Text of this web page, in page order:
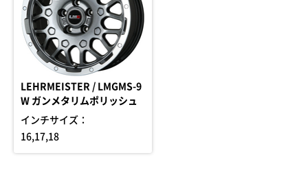
LEHRMEISTER / LMGMS-9
W ガンメタリムポリッシュ
インチサイズ：
16,17,18